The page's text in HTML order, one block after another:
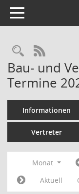
Toggle navigation
RSS-
Bau- und
Termine
Informationen
Vertreter
Monat
Aktuell